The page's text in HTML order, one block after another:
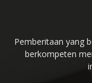
Pemberitaan yang
berkompeten